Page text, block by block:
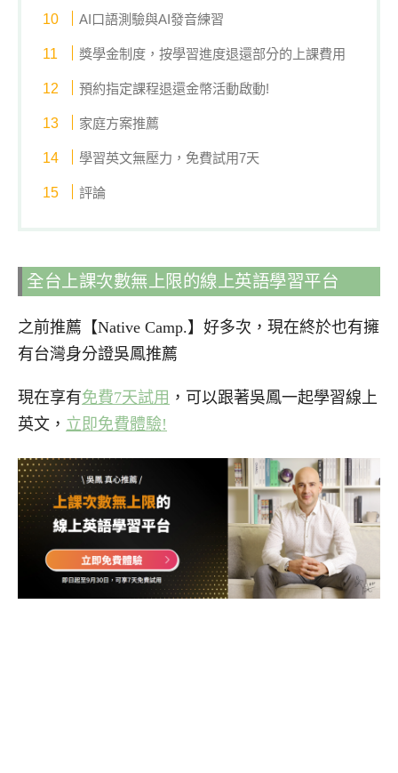
AI口語測驗與AI發音練習
獎學金制度，按學習進度退還部分的上課費用
預約指定課程退還金幣活動啟動!
家庭方案推薦
學習英文無壓力，免費試用7天
評論
全台上課次數無上限的線上英語學習平台
之前推薦【Native Camp.】好多次，現在終於也有擁
有台灣身分證吳鳳推薦
現在享有免費7天試用 ，可以跟著吳鳳一起學習線上
英文， 立即免費體驗!